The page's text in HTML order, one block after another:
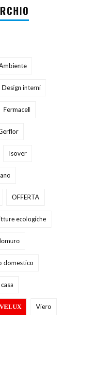
Design interni
Fermacell
Isover
OFFERTA
ecologiche
domestico
VELUX Viero